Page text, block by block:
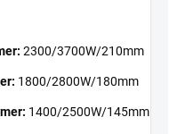
2300/3700W/210mm
1800/2800W/180mm
1400/2500W/145mm